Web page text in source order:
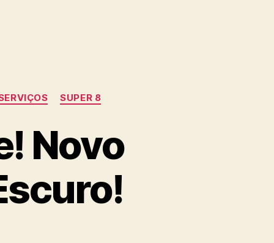
SUPER 8
Novo